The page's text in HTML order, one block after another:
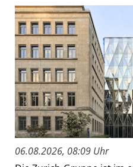
06.08.2026, 08:09 Uhr